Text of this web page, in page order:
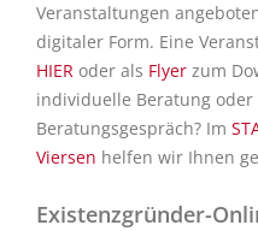
Veranstaltungen
digitaler Form. Eine
HIER oder als Flyer zum
individuelle Beratung
Beratungsgespräch? Im
Viersen helfen wir Ihnen
Existenzgründer-